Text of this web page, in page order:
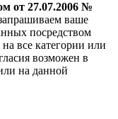
от 27.07.2006 №
ваше
посредством
все категории или
возможен в
на данной